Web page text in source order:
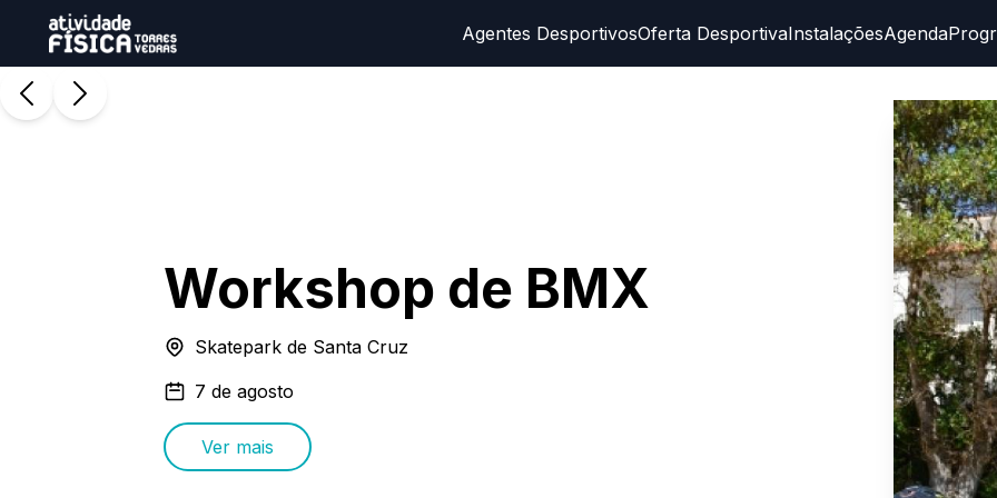
Agentes DesportivosOferta DesportivaInstalaçõesAgenda
Workshop de BMX
Skatepark de Santa Cruz
7 de agosto
Ver mais